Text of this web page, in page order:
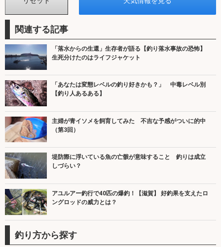
関連する記事
「落水からの生還」生存者が語る【釣り落水事故の恐怖】
生死分けたのはライフジャケット
「あなたは変態レベルの釣り好きかも？」 中毒レベル別
【釣り人あるある】
主婦が青イソメを飼育してみた 不吉な予感がついに的中
（第3回）
堤防際に浮いている魚の亡骸が意味すること 釣りは成立
しづらい？
アユルアー釣行で40匹の爆釣！【滋賀】 好釣果を支えたロ
ングロッドの威力とは？
釣り方から探す